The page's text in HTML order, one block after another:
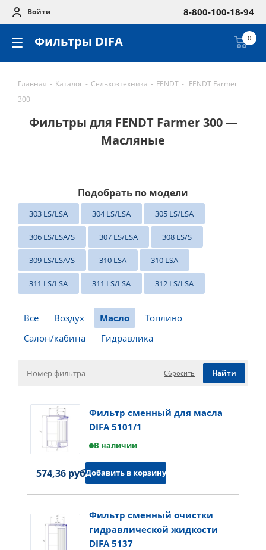
Войти 8-800-100-18-94
Фильтры DIFA 0
Главная - Каталог - Сельхозтехника - FENDT - FENDT Farmer
300
Фильтры для FENDT Farmer 300 —
Масляные
Подобрать по модели
303 LS/LSA 304 LS/LSA 305 LS/LSA
306 LS/LSA/S 307 LS/LSA 308 LS/S
309 LS/LSA/S 310 LSA 310 LSA
311 LS/LSA 311 LS/LSA 312 LS/LSA
Все Воздух Масло
Топливо
Салон/кабина
Гидравлика
Сбросить
Фильтр сменный для масла
DIFA 5101/1
В наличии
574,36 руб.Добавить в корзину
Фильтр сменный очистки
гидравлической жидкости
DIFA 5137